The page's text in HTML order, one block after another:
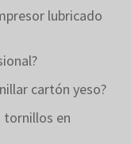
lubricado
cartón yeso?
tornillos en